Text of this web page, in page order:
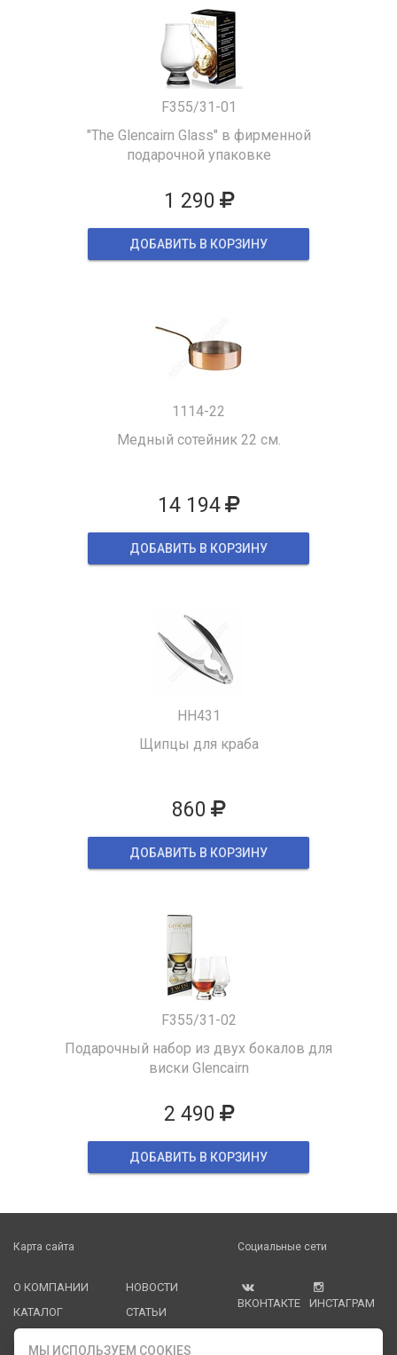
F355/31-01
"The Glencairn Glass" в фирменной
подарочной упаковке
1 290
ДОБАВИТЬ В КОРЗИНУ
1114-22
Медный сотейник 22 см.
14 194
ДОБАВИТЬ В КОРЗИНУ
HH431
Щипцы для краба
860
ДОБАВИТЬ В КОРЗИНУ
F355/31-02
Подарочный набор из двух бокалов для
виски Glencairn
2 490
ДОБАВИТЬ В КОРЗИНУ
Карта сайта
О КОМПАНИИ
КАТАЛОГ
ПРОИЗВОДИТЕЛИ
НОВОСТИ
СТАТЬИ
Социальные сети
ВКОНТАКТЕ ИНСТАГРАМ
МЫ ИСПОЛЬЗУЕМ COOKIES